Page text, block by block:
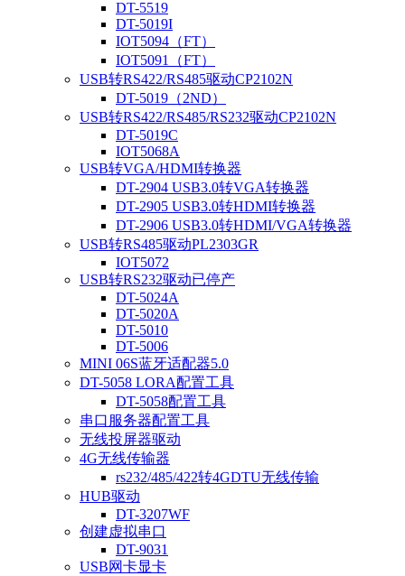
DT-5519
DT-5019I
IOT5094（FT）
IOT5091（FT）
USB转RS422/RS485驱动CP2102N
DT-5019（2ND）
USB转RS422/RS485/RS232驱动CP2102N
DT-5019C
IOT5068A
USB转VGA/HDMI转换器
DT-2904 USB3.0转VGA转换器
DT-2905 USB3.0转HDMI转换器
DT-2906 USB3.0转HDMI/VGA转换器
USB转RS485驱动PL2303GR
IOT5072
USB转RS232驱动已停产
DT-5024A
DT-5020A
DT-5010
DT-5006
MINI 06S蓝牙适配器5.0
DT-5058 LORA配置工具
DT-5058配置工具
串口服务器配置工具
无线投屏器驱动
4G无线传输器
rs232/485/422转4GDTU无线传输
HUB驱动
DT-3207WF
创建虚拟串口
DT-9031
USB网卡显卡